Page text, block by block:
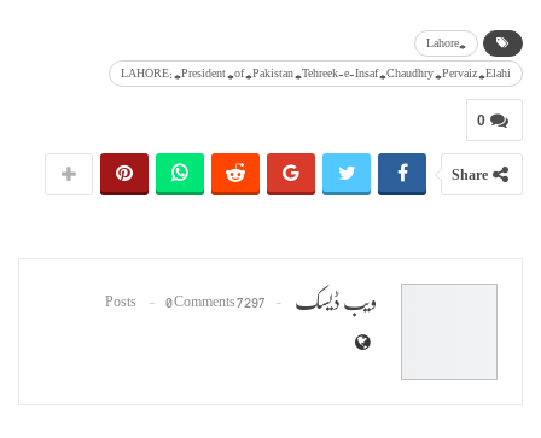
#Lahore
LAHORE: #President #of #Pakistan #Tehreek-e-Insaf #Chaudhry #Pervaiz #Elahi
0
Share
ویب ڈیسک 7297 Posts
0 Comments